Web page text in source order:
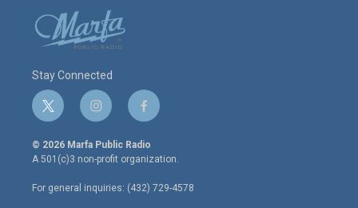
Stay Connected
t
w
i
t
e
r
i
n
s
t
a
g
r
f
a
c
e
o
o
© 2026 Marfa Public Radio
A 501(c)3 non-profit organization.
For general inquiries: (432) 729-4578